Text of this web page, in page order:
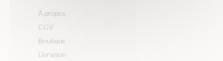
À propos
CGV
Boutique
Livraison